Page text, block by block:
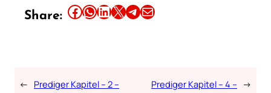
Share: Share this article on Facebook Share this article on WhatsApp Share this article on LinkedIn Share this article on X Share this article on TelegramEmail this Article
← Prediger Kapitel – 2 –
Prediger Kapitel – 4 – →